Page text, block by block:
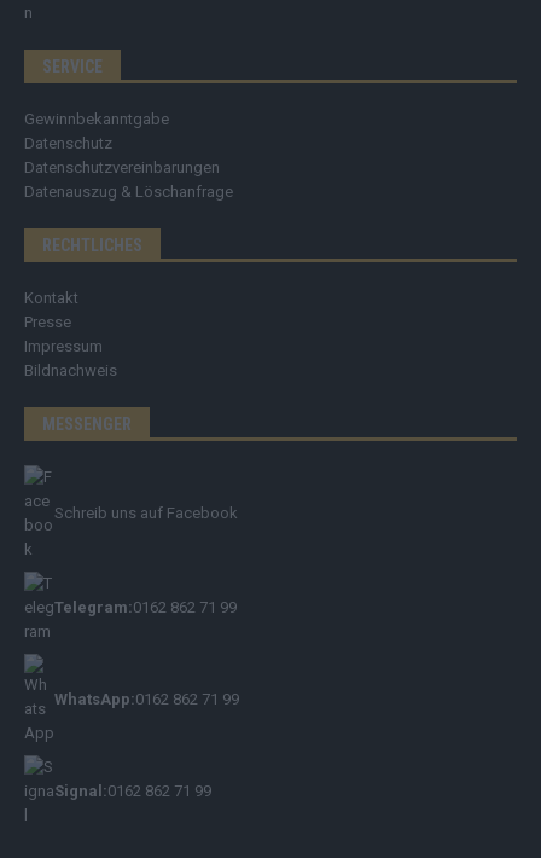
SERVICE
Gewinnbekanntgabe
Datenschutz
Datenschutzvereinbarungen
Datenauszug & Löschanfrage
RECHTLICHES
Kontakt
Presse
Impressum
Bildnachweis
MESSENGER
Schreib uns auf Facebook
Telegram:0162 862 71 99
WhatsApp:0162 862 71 99
Signal:0162 862 71 99